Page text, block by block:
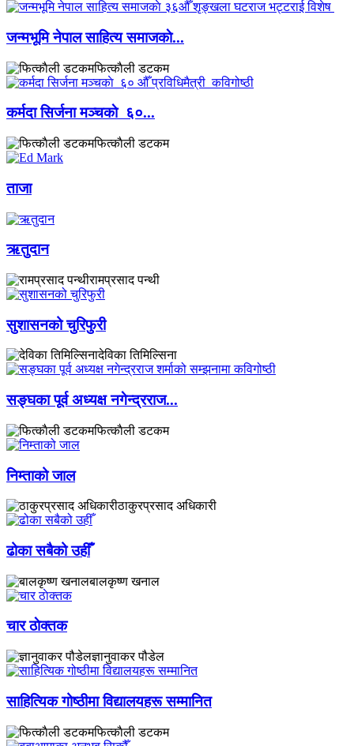
जन्मभूमि नेपाल साहित्य समाजकाे...
फित्काैली डटकम
कर्मदा सिर्जना मञ्चकाे ६०...
फित्काैली डटकम
ताजा
ऋतुदान
रामप्रसाद पन्थी
सुशासनको चुरिफुरी
देविका तिमिल्सिना
सङ्घका पूर्व अध्यक्ष नगेन्द्रराज...
फित्काैली डटकम
निम्ताको जाल
ठाकुरप्रसाद अधिकारी
ढोका सबैको उहीँ
बालकृष्ण खनाल
चार ठाेक्तक
ज्ञानुवाकर पौडेल
साहित्यिक गोष्ठीमा विद्यालयहरू सम्मानित
फित्काैली डटकम